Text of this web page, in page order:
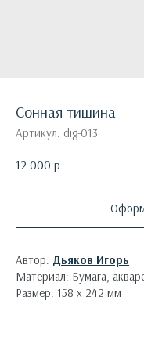
Сонная тишина
Артикул: dig-013
12 000 р.
Автор: Дьяков Игорь
Материал: Бумага,
Размер: 158 х 242 мм